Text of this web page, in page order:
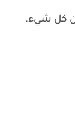
من كل شيء.